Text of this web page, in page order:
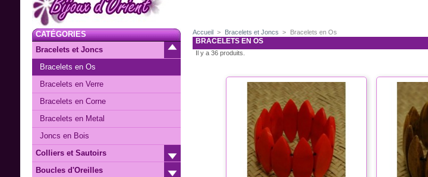
CATÉGORIES
Bracelets et Joncs
Bracelets en Os
Bracelets en Verre
Bracelets en Corne
Bracelets en Metal
Joncs en Bois
Colliers et Sautoirs
Boucles d'Oreilles
Accueil > Bracelets et Joncs > Bracelets en Os
BRACELETS EN OS
Il y a 36 produits.